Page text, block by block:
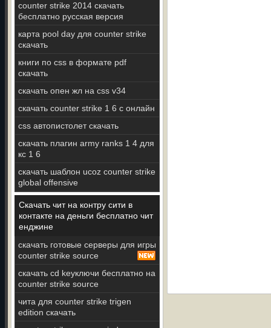
counter strike 2014 скачать
бесплатно русская версия
карта pool day для counter strike
скачать
книги по css в формате pdf
скачать
скачать опен жл на css v34
скачать counter strike 1 6 c онлайн
css автопистолет скачать
скачать плагин army ranks 1 4 для
кс 1 6
скачать шаблон ucoz counter strike
global offensive
Скачать чит на контру сити в
контакте на деньги бесплатно чит
енджине
скачать готовые серверы для игры
counter strike source
скачать cd keyключи бесплатно на
counter strike source
чита для counter strike trigen
edition скачать